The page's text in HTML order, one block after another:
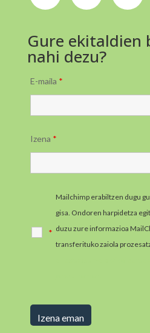
Gure ekitaldien
nahi dezu?
E-maila *
Izena *
*
Mailchimp erabiltzen dugu
gisa. Ondoren harpidetza
duzu zure informazioa
transferituko zaiola